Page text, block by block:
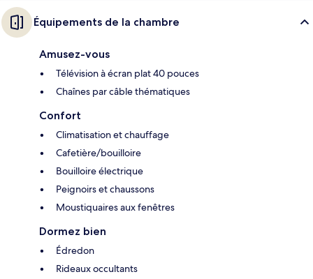
Équipements de la chambre
Amusez-vous
Télévision à écran plat 40 pouces
Chaînes par câble thématiques
Confort
Climatisation et chauffage
Cafetière/bouilloire
Bouilloire électrique
Peignoirs et chaussons
Moustiquaires aux fenêtres
Dormez bien
Édredon
Rideaux occultants